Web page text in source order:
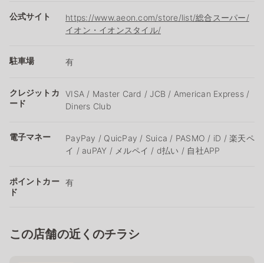
公式サイト
https://www.aeon.com/store/list/総合スーパー/
イオン・イオンスタイル/
駐車場 有
クレジットカ
ード
VISA / Master Card / JCB / American Express /
Diners Club
電子マネー
PayPay / QuicPay / Suica / PASMO / iD / 楽天ペ
イ / auPAY / メルペイ / d払い / 自社APP
ポイントカー
ド
有
この店舗の近くのチラシ